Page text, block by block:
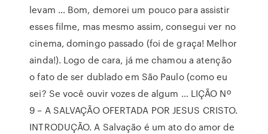
levam … Bom, demorei um pouco para assistir
esses filme, mas mesmo assim, consegui ver no
cinema, domingo passado (foi de graça! Melhor
ainda!). Logo de cara, já me chamou a atenção
o fato de ser dublado em São Paulo (como eu
sei? Se você ouvir vozes de algum … LIÇÃO Nº
9 – A SALVAÇÃO OFERTADA POR JESUS CRISTO.
INTRODUÇÃO. A Salvação é um ato do amor de